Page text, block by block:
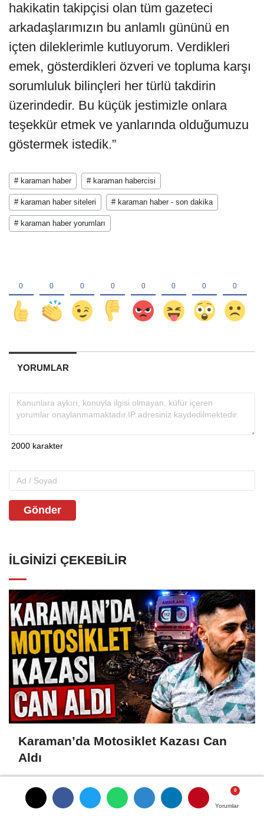
Yorumlar
Yorumlar
Yorumlar
hakikatin takipçisi olan tüm gazeteci
arkadaşlarımızın bu anlamlı gününü en
içten dileklerimle kutluyorum. Verdikleri
emek, gösterdikleri özveri ve topluma karşı
sorumluluk bilinçleri her türlü takdirin
üzerindedir. Bu küçük jestimizle onlara
teşekkür etmek ve yanlarında olduğumuzu
göstermek istedik.”
# karaman haber # karaman habercisi
# karaman haber siteleri # karaman haber - son dakika
# karaman haber yorumları
YORUMLAR
Gönder
İLGINIZI ÇEKEBILIR
Karaman’da Motosiklet Kazası Can
Aldı